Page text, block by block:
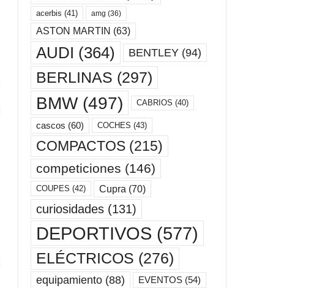
acerbis (41) amg (36)
ASTON MARTIN (63)
AUDI (364) BENTLEY(94)
BERLINAS (297)
BMW(497) CABRIOS (40)
cascos (60) COCHES (43)
COMPACTOS(215)
competiciones (146)
COUPES (42) Cupra (70)
curiosidades(131)
DEPORTIVOS (577)
ELÉCTRICOS (276)
equipamiento(88) EVENTOS(54)